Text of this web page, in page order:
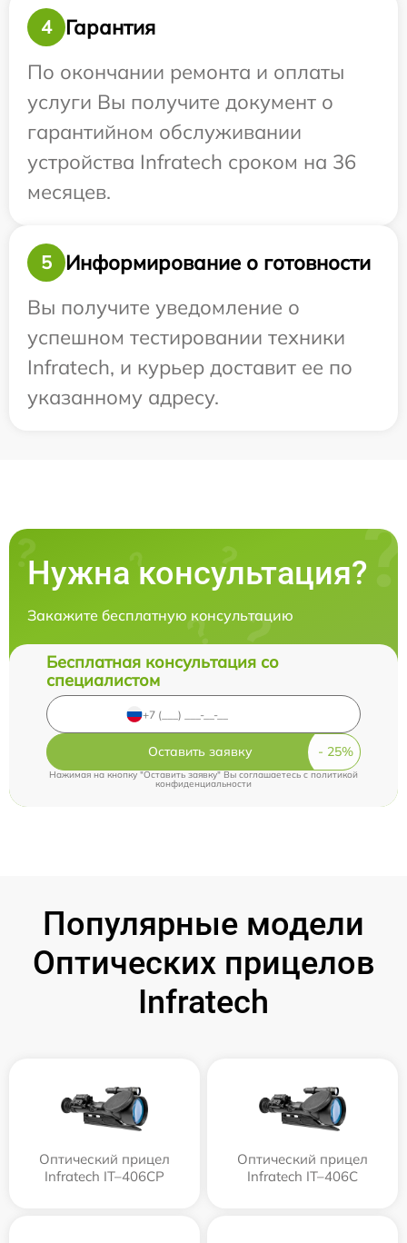
4
Гарантия
По окончании ремонта и оплаты
услуги Вы получите документ о
гарантийном обслуживании
устройства Infratech сроком на 36
месяцев.
5
Информирование о готовности
Вы получите уведомление о
успешном тестировании техники
Infratech, и курьер доставит ее по
указанному адресу.
Нужна консультация?
Закажите бесплатную консультацию
Бесплатная консультация со
специалистом
Оставить заявку
Нажимая на кнопку "Оставить заявку" Вы соглашаетесь c политикой
конфиденциальности
Популярные модели
Оптических прицелов
Infratech
Оптический прицел
Infratech IT–406СP
Оптический прицел
Infratech IT–406С